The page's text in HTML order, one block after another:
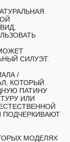
СИЛУЭТ.
/
КОТОРЫЙ
ПАТИНУ
ИЛИ
МОДЕЛЯХ